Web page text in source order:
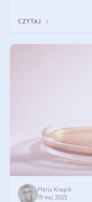
CZYTAJ
Maria Knapik
19 maj 2025